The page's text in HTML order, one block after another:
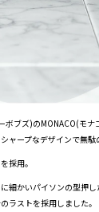
ボブズ)のMONACO(モナ
ャープなデザインで無駄
採用。
細かいパイソンの型押し
ラストを採用しました。